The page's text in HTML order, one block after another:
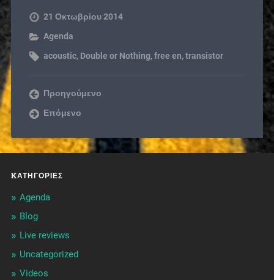
21 Οκτωβρίου 2014
Agenda
acoustic, Double or Nothing,free en,transistor
Προηγούμενο
Επόμενο
KΑΤΗΓΟΡΊΕΣ
Agenda
Blog
Live reviews
Uncategorized
Videos